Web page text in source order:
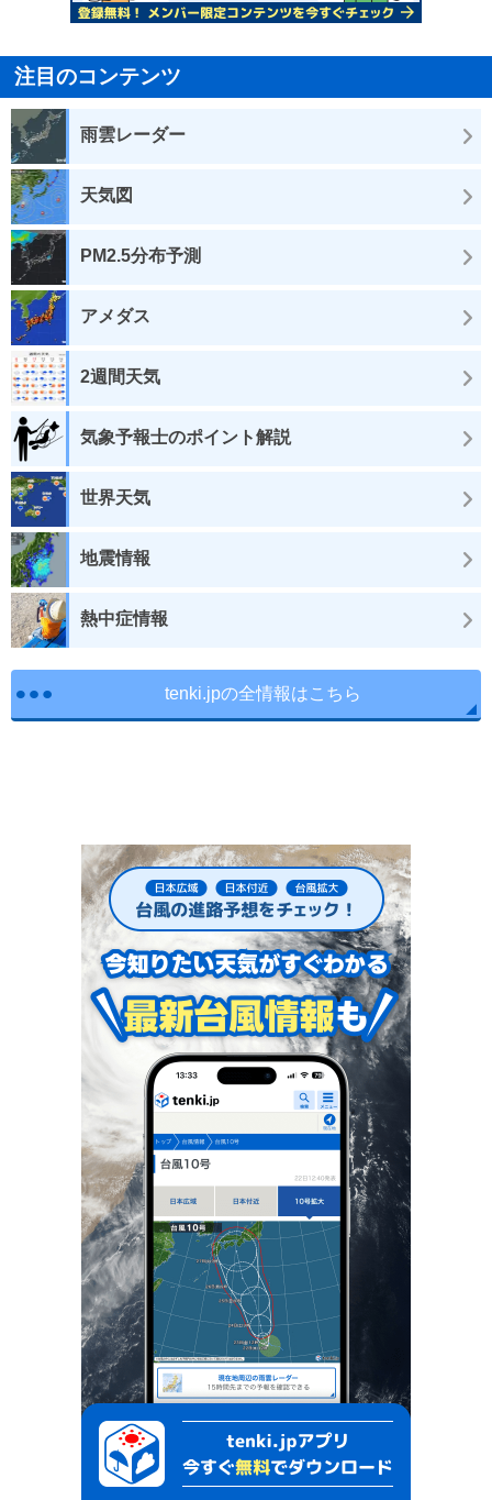
注目のコンテンツ
雨雲レーダー
天気図
PM2.5分布予測
アメダス
2週間天気
気象予報士のポイント解説
世界天気
地震情報
熱中症情報
tenki.jpの全情報はこちら